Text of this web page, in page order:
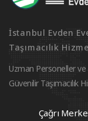
İstanbul Evden
Taşımacılık
Uzman Personeller
Güvenilir Taşımacılık
Çağrı